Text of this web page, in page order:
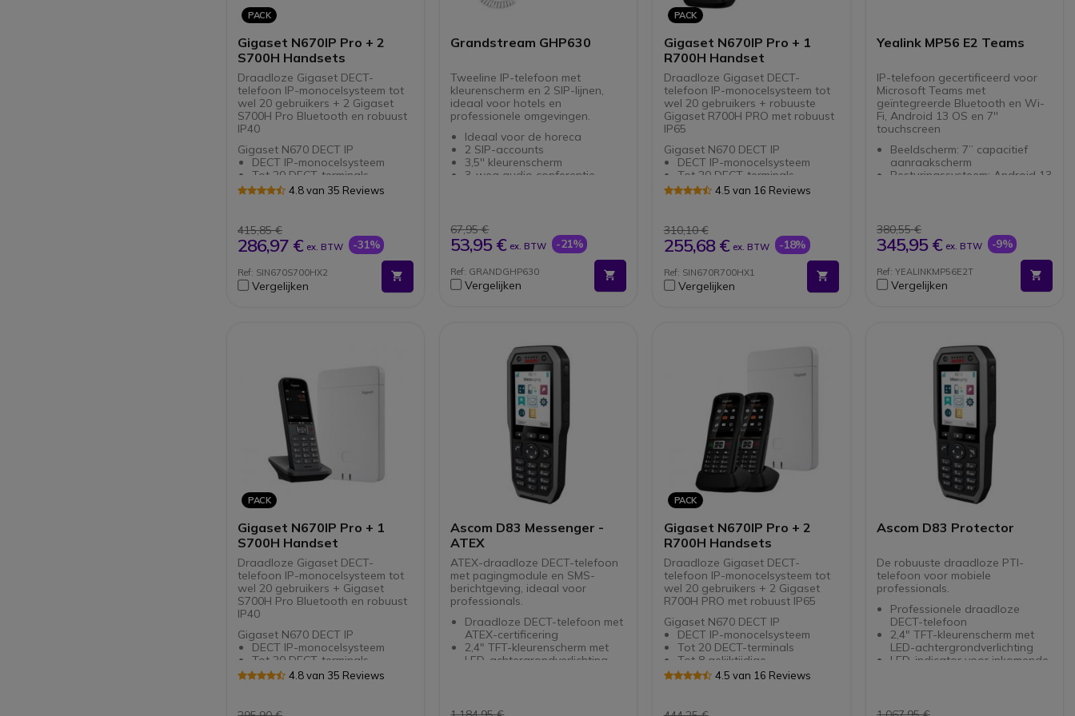
Ideaal voor off-road
professionals
PACK
Gigaset N670IP Pro + 2
S700H Handsets
Draadloze Gigaset DECT-
telefoon IP-monocelsysteem tot
wel 20 gebruikers + 2 Gigaset
S700H Pro Bluetooth en robuust
IP40
Gigaset N670 DECT IP
DECT IP-monocelsysteem
Tot 20 DECT-terminals
Tot 8 gelijktijdige
applicaties en gegevens
Power over Ethernet (PoE)
Compatibel met alle
terminals
Gigaset S700H Pro
Draadloze Gigaset DECT-
telefoon voor kantoren of
telewerken
2,4 '' kleurenscherm: alle
informatie bij de hand
IP40-bestendig: kan worden
gedesinfecteerd en krast niet
Micro USB-oplaadmogelijkheid
Ontworpen voor het Gigaset
DECT- en CAT-iq & GAP-
systeem
4.8 van 35 Reviews
415,85 €
286,97 € ex. BTW -31%
Ref: SIN670S700HX2
Vergelijken
Grandstream GHP630
Tweeline IP-telefoon met
kleurenscherm en 2 SIP-lijnen,
ideaal voor hotels en
professionele omgevingen.
Ideaal voor de horeca
2 SIP-accounts
3,5'' kleurenscherm
3-weg audio conferentie
hoortoestellen (HAC)
Ingebouwde PoE
USB-C poort: opladen van
Online beheer en provisioning
GDMS
67,95 €
53,95 € ex. BTW -21%
Ref: GRANDGHP630
Vergelijken
PACK
Gigaset N670IP Pro + 1
R700H Handset
Draadloze Gigaset DECT-
telefoon IP-monocelsysteem tot
wel 20 gebruikers + robuuste
Gigaset R700H PRO met robuust
IP65
Gigaset N670 DECT IP
DECT IP-monocelsysteem
Tot 20 DECT-terminals
Tot 8 gelijktijdige
applicaties en gegevens
Power over Ethernet (PoE)
Compatibel met alle
terminals
Gigaset R700H PRO
Draadloze telefoon, bestand
tegen ontsmettingsmiddelen
Robuust: IP65 gecertificeerd
Headset-ondersteuning via
Bluetooth 4.2 of 3.5 mm Jack
Lange levensduur van de
batterij: 13 uur in gebruik (320
uur stand-by)
Geoptimaliseerd voor
meercellige systemen: totale
vrijheid
Ideaal voor off-road
professionals
4.5 van 16 Reviews
310,10 €
255,68 € ex. BTW -18%
Ref: SIN670R700HX1
Vergelijken
Yealink MP56 E2 Teams
IP-telefoon gecertificeerd voor
Microsoft Teams met
geïntegreerde Bluetooth en Wi-
Fi, Android 13 OS en 7''
touchscreen
Beeldscherm: 7” capacitief
aanraakscherm
Besturingssysteem: Android 13
Bluetooth 5.2 en dual-band
Wi-Fi
MS Teams geoptimaliseerd:
Speciale Microsoft Teams-
knop
Connectiviteitsopties:
380,55 €
345,95 € ex. BTW -9%
Ref: YEALINKMP56E2T
Vergelijken
PACK
Gigaset N670IP Pro + 1
S700H Handset
Draadloze Gigaset DECT-
telefoon IP-monocelsysteem tot
wel 20 gebruikers + Gigaset
S700H Pro Bluetooth en robuust
IP40
Gigaset N670 DECT IP
DECT IP-monocelsysteem
Tot 20 DECT-terminals
Tot 8 gelijktijdige
applicaties en gegevens
4.8 van 35 Reviews
Ascom D83 Messenger -
ATEX
ATEX-draadloze DECT-telefoon
met pagingmodule en SMS-
berichtgeving, ideaal voor
professionals.
Draadloze DECT-telefoon met
ATEX-certificering
2,4" TFT-kleurenscherm met
LED-achtergrondverlichting
transmissie
PACK
Gigaset N670IP Pro + 2
R700H Handsets
Draadloze Gigaset DECT-
telefoon IP-monocelsysteem tot
wel 20 gebruikers + 2 Gigaset
R700H PRO met robuust IP65
Gigaset N670 DECT IP
DECT IP-monocelsysteem
Tot 20 DECT-terminals
Tot 8 gelijktijdige
spraakoproepen
Power over Ethernet (PoE)
4.5 van 16 Reviews
Ascom D83 Protector
De robuuste draadloze PTI-
telefoon voor mobiele
professionals.
Professionele draadloze
DECT-telefoon
2,4" TFT-kleurenscherm met
LED-achtergrondverlichting
LED-indicator voor inkomende
Ruisonderdrukkende